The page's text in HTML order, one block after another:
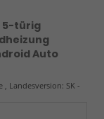
5-türig
Auto
, Landesversion: SK -